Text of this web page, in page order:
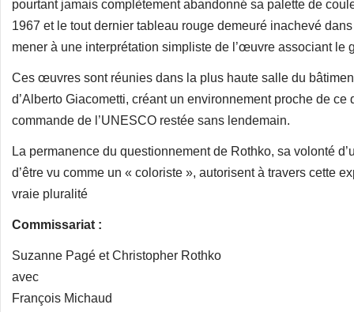
pourtant jamais complètement abandonné sa palette de
1967 et le tout dernier tableau rouge demeuré inachevé
mener à une interprétation simpliste de l’œuvre associant le
Ces œuvres sont réunies dans la plus haute salle du
d’Alberto Giacometti, créant un environnement proche de
commande de l’UNESCO restée sans lendemain.
La permanence du questionnement de Rothko, sa volonté
d’être vu comme un « coloriste », autorisent à travers cette
vraie pluralité
Commissariat :
Suzanne Pagé et Christopher Rothko
avec
François Michaud